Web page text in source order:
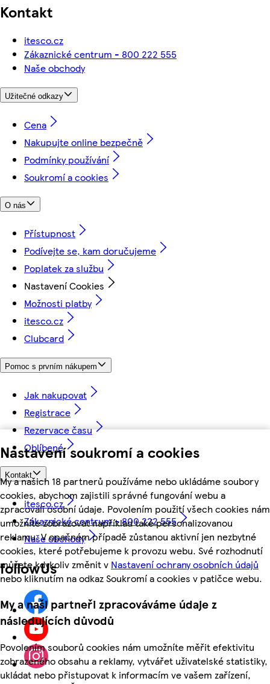
Nastavení soukromí a cookies
My a našich 18 partnerů používáme nebo ukládáme soubory
cookies, abychom zajistili správné fungování webu a
zpracovali osobní údaje. Povolením použití všech cookies nám
umožníte zobrazovat například také personalizovanou
reklamu. V opačném případě zůstanou aktivní jen nezbytné
cookies, které potřebujeme k provozu webu. Své rozhodnutí
můžete kdykoliv změnit v Nastavení ochrany osobních údajů
nebo kliknutím na odkaz Soukromí a cookies v patičce webu.
My a naši partneři zpracováváme údaje z
následujících důvodů
Povolením souborů cookies nám umožníte měřit efektivitu
zobrazeného obsahu a reklamy, vytvářet uživatelské statistiky,
ukládat nebo přistupovat k informacím ve vašem zařízení,
Kontakt
itesco.cz
Zákaznické centrum - 800 222 555
Naše obchody
Užitečné odkazy
Cena
Nakupujte online bezpečně
Podmínky používání
Soukromí a cookies
O nás
Přístupnost
Podívejte se, kam doručujeme
Poplatek za službu
Nastavení Cookies
Možnosti platby
itesco.cz
Clubcard
Pomoc s prvním nákupem
Jak nakupovat
Registrace
Rezervace času
Oblíbené
Kontakt
itesco.cz
Zákaznické centrum - 800 222 555
Naše obchody
followUs